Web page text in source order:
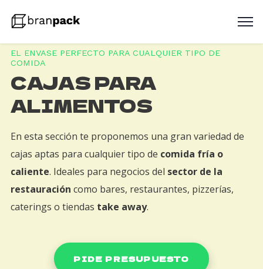
EL ENVASE PERFECTO PARA CUALQUIER TIPO DE
COMIDA
CAJAS PARA
ALIMENTOS
En esta sección te proponemos una gran variedad de
cajas aptas para cualquier tipo de comida fría o
caliente. Ideales para negocios del sector de la
restauración como bares, restaurantes, pizzerías,
caterings o tiendas take away.
PIDE PRESUPUESTO